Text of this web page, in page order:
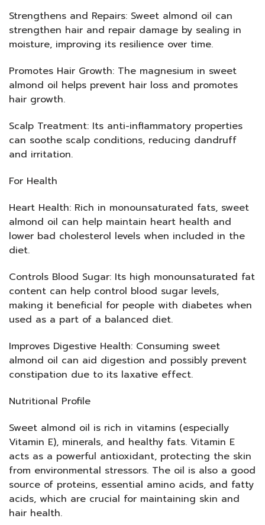
Strengthens and Repairs: Sweet almond oil can
strengthen hair and repair damage by sealing in
moisture, improving its resilience over time.
Promotes Hair Growth: The magnesium in sweet
almond oil helps prevent hair loss and promotes
hair growth.
Scalp Treatment: Its anti-inflammatory properties
can soothe scalp conditions, reducing dandruff
and irritation.
For Health
Heart Health: Rich in monounsaturated fats, sweet
almond oil can help maintain heart health and
lower bad cholesterol levels when included in the
diet.
Controls Blood Sugar: Its high monounsaturated fat
content can help control blood sugar levels,
making it beneficial for people with diabetes when
used as a part of a balanced diet.
Improves Digestive Health: Consuming sweet
almond oil can aid digestion and possibly prevent
constipation due to its laxative effect.
Nutritional Profile
Sweet almond oil is rich in vitamins (especially
Vitamin E), minerals, and healthy fats. Vitamin E
acts as a powerful antioxidant, protecting the skin
from environmental stressors. The oil is also a good
source of proteins, essential amino acids, and fatty
acids, which are crucial for maintaining skin and
hair health.